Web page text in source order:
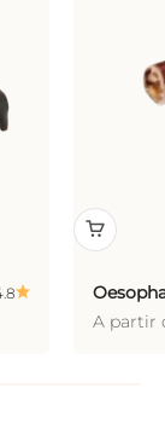
Prix de
A partir